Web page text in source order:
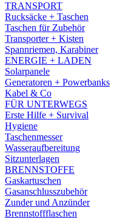
TRANSPORT
Rucksäcke + Taschen
Taschen für Zubehör
Transporter + Kisten
Spannriemen, Karabiner
ENERGIE + LADEN
Solarpanele
Generatoren + Powerbanks
Kabel & Co
FÜR UNTERWEGS
Erste Hilfe + Survival
Hygiene
Taschenmesser
Wasseraufbereitung
Sitzunterlagen
BRENNSTOFFE
Gaskartuschen
Gasanschlusszubehör
Zunder und Anzünder
Brennstoffflaschen